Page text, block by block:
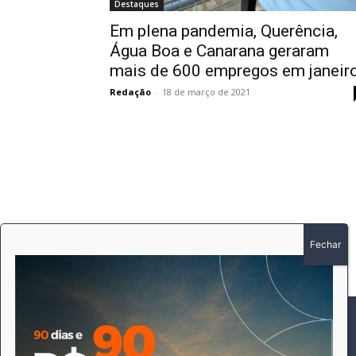
Destaques
Em plena pandemia, Querência,
Água Boa e Canarana geraram
mais de 600 empregos em
Redação - 18 de março de 2021